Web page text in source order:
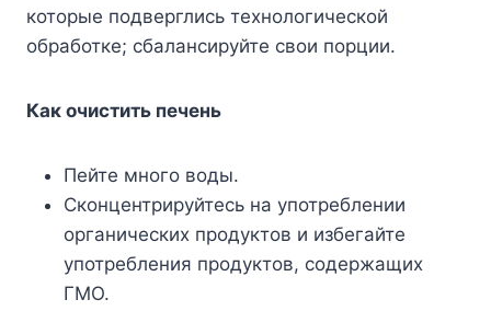
которые подверглись технологической
обработке; сбалансируйте свои порции.
Как очистить печень
Пейте много воды.
Сконцентрируйтесь на употреблении
органических продуктов и избегайте
употребления продуктов, содержащих
ГМО.